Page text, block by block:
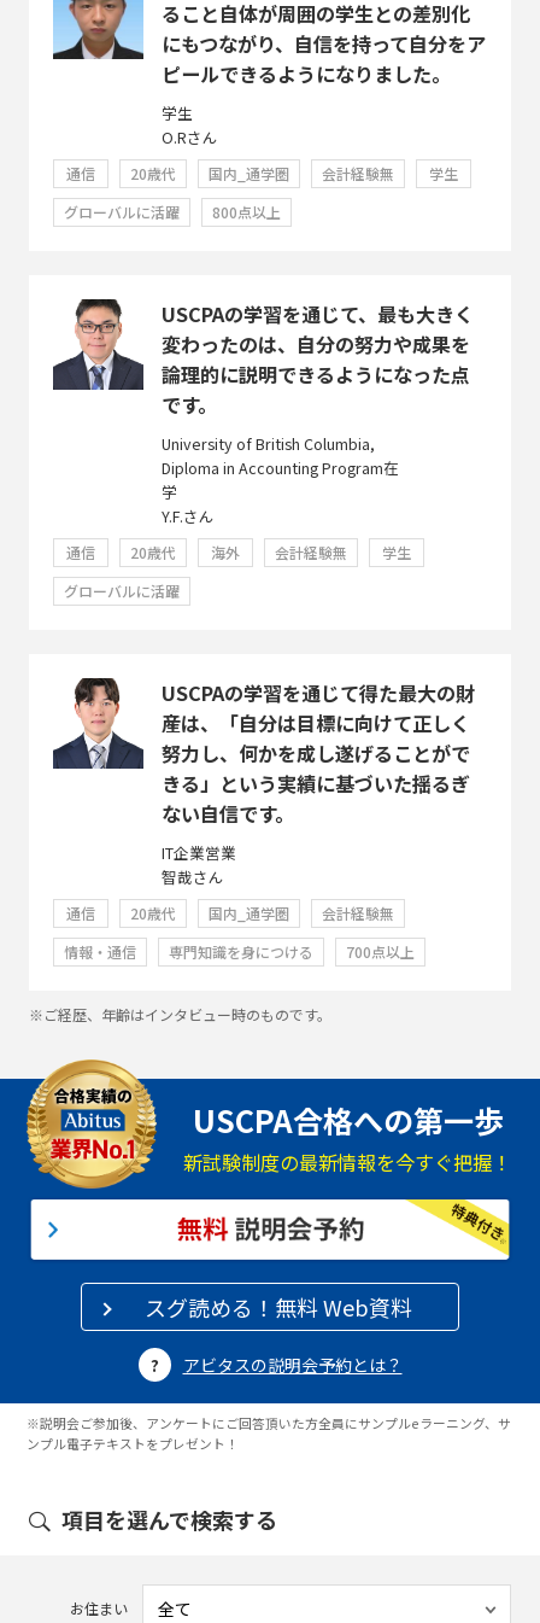
ること自体が周囲の学生との差別化
にもつながり、自信を持って自分をア
ピールできるようになりました。
学生
O.Rさん
通信 20歳代 国内_通学圏 会計経験無
学生
グローバルに活躍
800点以上
USCPAの学習を通じて、最も大きく
変わったのは、自分の努力や成果を
論理的に説明できるようになった点
です。
University of British Columbia,
Diploma in Accounting Program在
学
Y.F.さん
通信 20歳代 海外 会計経験無
学生
グローバルに活躍
USCPAの学習を通じて得た最大の財
産は、「自分は目標に向けて正しく
努力し、何かを成し遂げることがで
きる」という実績に基づいた揺るぎ
ない自信です。
IT企業営業
智哉さん
通信 20歳代 国内_通学圏
会計経験無
情報・通信
専門知識を身につける 700点以上
※ご経歴、年齢はインタビュー時のものです。
USCPA合格への第一歩
新試験制度の最新情報を今すぐ把握！
スグ読める！無料 Web資料
アビタスの説明会予約とは？
※説明会ご参加後、アンケートにご回答頂いた方全員にサンプルeラーニング、サ
ンプル電子テキストをプレゼント！
項目を選んで検索する
お住まい